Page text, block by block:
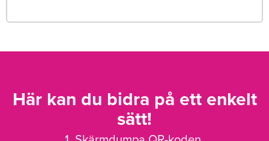
Här kan du bidra på ett enkelt
sätt!